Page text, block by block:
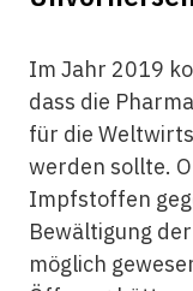
Im Jahr 2019
dass die
für die
werden sollte.
Impfstoffen
Bewältigung
möglich